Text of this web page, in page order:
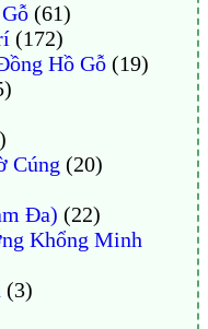
(61)
(172)
Hồ Gỗ(19)
Cúng (20)
Đa) (22)
Khổng Minh
(3)